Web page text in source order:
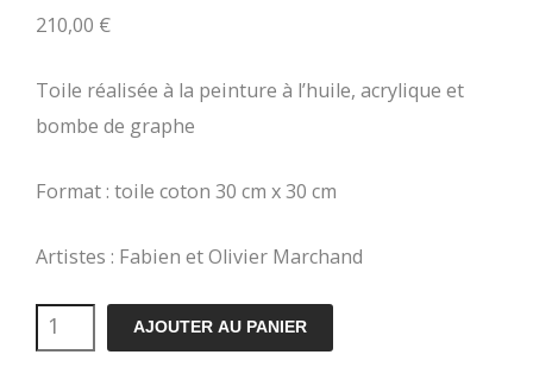
210,00 €
Toile réalisée à la peinture à l’huile, acrylique et
bombe de graphe
Format : toile coton 30 cm x 30 cm
Artistes : Fabien et Olivier Marchand
quantité
de
AJOUTER AU PANIER